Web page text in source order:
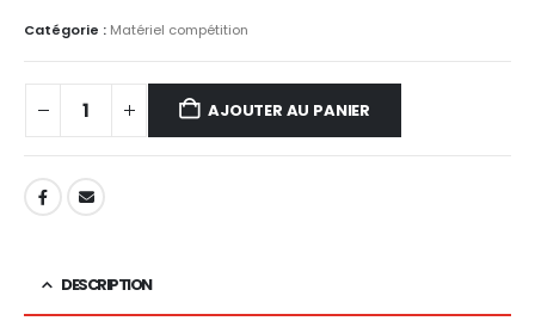
initial
était :
3534,00 €.
est :
2900,00 €.
Catégorie : Matériel compétition
AJOUTER AU PANIER
DESCRIPTION